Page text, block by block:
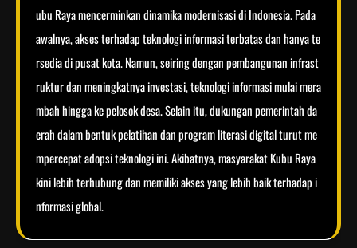
ubu Raya mencerminkan dinamika modernisasi di Indonesia. Pada
awalnya, akses terhadap teknologi informasi terbatas dan hanya te
rsedia di pusat kota. Namun, seiring dengan pembangunan infrast
ruktur dan meningkatnya investasi, teknologi informasi mulai mera
mbah hingga ke pelosok desa. Selain itu, dukungan pemerintah da
erah dalam bentuk pelatihan dan program literasi digital turut me
mpercepat adopsi teknologi ini. Akibatnya, masyarakat Kubu Raya
kini lebih terhubung dan memiliki akses yang lebih baik terhadap i
nformasi global.